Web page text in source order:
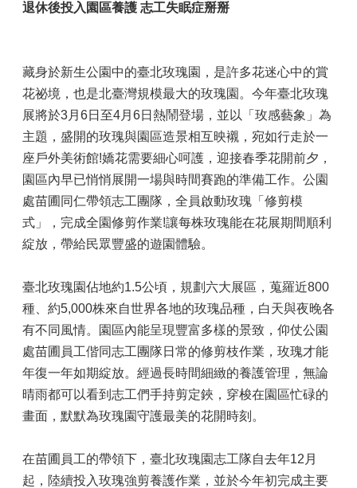
退休後投入園區養護 志工失眠症掰掰
藏身於新生公園中的臺北玫瑰園，是許多花迷心中的賞
花祕境，也是北臺灣規模最大的玫瑰園。今年臺北玫瑰
展將於3月6日至4月6日熱鬧登場，並以「玫感藝象」為
主題，盛開的玫瑰與園區造景相互映襯，宛如行走於一
座戶外美術館!嬌花需要細心呵護，迎接春季花開前夕，
園區內早已悄悄展開一場與時間賽跑的準備工作。公園
處苗圃同仁帶領志工團隊，全員啟動玫瑰「修剪模
式」，完成全園修剪作業!讓每株玫瑰能在花展期間順利
綻放，帶給民眾豐盛的遊園體驗。
臺北玫瑰園佔地約1.5公頃，規劃六大展區，蒐羅近800
種、約5,000株來自世界各地的玫瑰品種，白天與夜晚各
有不同風情。園區內能呈現豐富多樣的景致，仰仗公園
處苗圃員工偕同志工團隊日常的修剪枝作業，玫瑰才能
年復一年如期綻放。經過長時間細緻的養護管理，無論
晴雨都可以看到志工們手持剪定鋏，穿梭在園區忙碌的
畫面，默默為玫瑰園守護最美的花開時刻。
在苗圃員工的帶領下，臺北玫瑰園志工隊自去年12月
起，陸續投入玫瑰強剪養護作業，並於今年初完成主要